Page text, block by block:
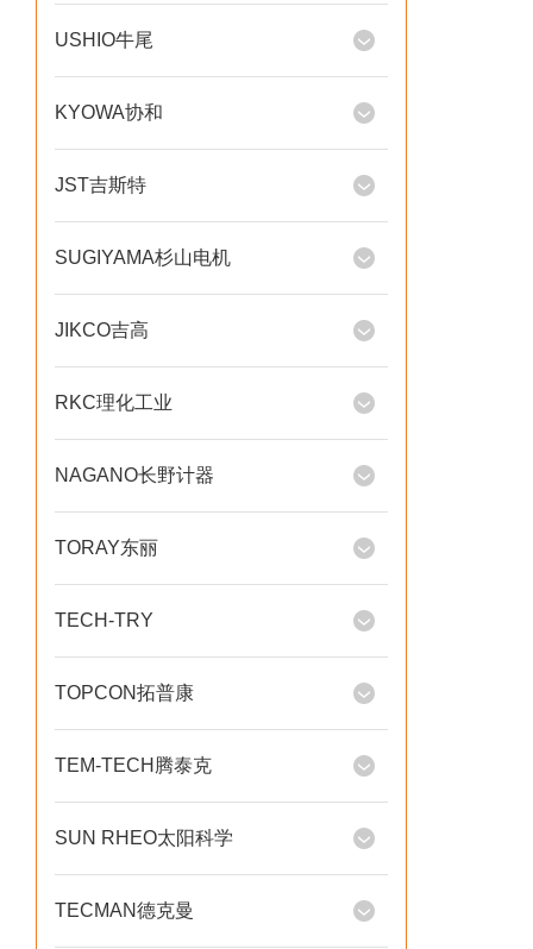
USHIO牛尾
KYOWA协和
JST吉斯特
SUGIYAMA杉山电机
JIKCO吉高
RKC理化工业
NAGANO长野计器
TORAY东丽
TECH-TRY
TOPCON拓普康
TEM-TECH腾泰克
SUN RHEO太阳科学
TECMAN德克曼